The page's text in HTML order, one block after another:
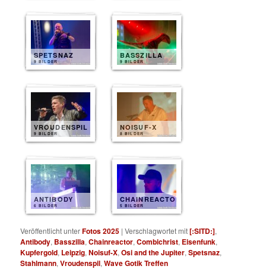
SPETSNAZ
9 BILDER
BASSZILLA
9 BILDER
VROUDENSPIL
9 BILDER
NOISUF-X
8 BILDER
ANTIBODY
6 BILDER
CHAINREACTOR
5 BILDER
Veröffentlicht unterFotos 2025 |Verschlagwortet mit[:SITD:],
Antibody, Basszilla,Chainreactor,Combichrist, Eisenfunk,
Kupfergold, Leipzig,Noisuf-X,Osi and the Jupiter,Spetsnaz,
Stahlmann,Vroudenspil,Wave Gotik Treffen